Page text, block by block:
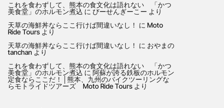
これを食わずして、熊本の食文化は語れない 「かつ
美食堂」のホルモン煮込 に びーせんぎーこー より
天草の海鮮丼ならここ行けば間違いなし！ に Moto
Ride Tours より
天草の海鮮丼ならここ行けば間違いなし！ に おやまの
tanchan より
これを食わずして、熊本の食文化は語れない 「かつ
美食堂」のホルモン煮込 に 阿蘇が誇る鉄板のホルモン
定食ならここだ！│熊本、九州のバイクツーリングな
らモトライドツアーズ Moto Ride Tours より